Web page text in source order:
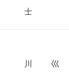
士
川 巛